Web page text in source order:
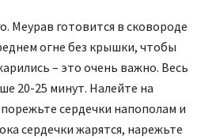
Меурав готовится в сковороде
огне без крышки, чтобы
– это очень важно. Весь
20-25 минут. Налейте на
сердечки напополам и
сердечки жарятся, нарежьте